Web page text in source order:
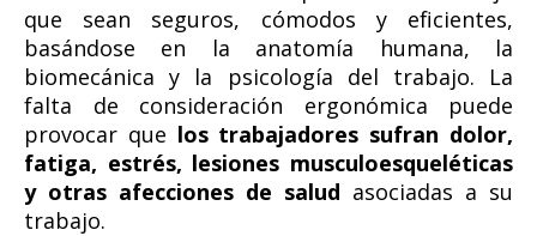
que sean seguros, cómodos y eficientes,
basándose en la anatomía humana, la
biomecánica y la psicología del trabajo. La
falta de consideración ergonómica puede
provocar que los trabajadores sufran dolor,
fatiga, estrés, lesiones musculoesqueléticas
y otras afecciones de salud asociadas a su
trabajo.